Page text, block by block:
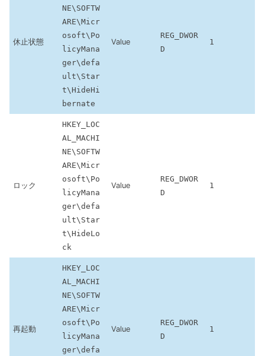
休止状態
NE\SOFTW
ARE\Micr
osoft\Po
licyMana
ger\defa
ult\Star
t\HideHi
bernate
Value
REG_DWOR
D
1
ロック
HKEY_LOC
AL_MACHI
NE\SOFTW
ARE\Micr
osoft\Po
licyMana
ger\defa
ult\Star
t\HideLo
ck
Value
REG_DWOR
D
1
再起動
HKEY_LOC
AL_MACHI
NE\SOFTW
ARE\Micr
osoft\Po
licyMana
ger\defa
Value
REG_DWOR
D
1